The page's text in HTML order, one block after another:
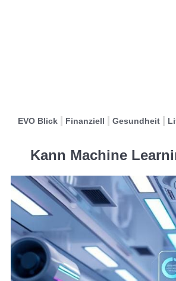
EVO Blick Finanziell Gesundheit
Kann Machine